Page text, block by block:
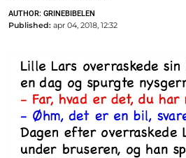
AUTHOR: GRINEBIBELEN
Published: apr 04, 2018, 12:32